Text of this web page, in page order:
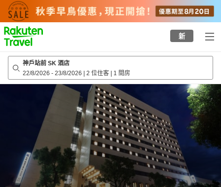
to
top
page
新
神戶站前 SK 酒店
22/8/2026 - 23/8/2026 | 2 位住客 | 1 間房